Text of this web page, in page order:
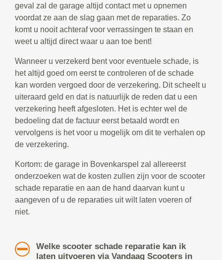
geval zal de garage altijd contact met u opnemen
voordat ze aan de slag gaan met de reparaties. Zo
komt u nooit achteraf voor verrassingen te staan en
weet u altijd direct waar u aan toe bent!
Wanneer u verzekerd bent voor eventuele schade, is
het altijd goed om eerst te controleren of de schade
kan worden vergoed door de verzekering. Dit scheelt u
uiteraard geld en dat is natuurlijk de reden dat u een
verzekering heeft afgesloten. Het is echter wel de
bedoeling dat de factuur eerst betaald wordt en
vervolgens is het voor u mogelijk om dit te verhalen op
de verzekering.
Kortom: de garage in Bovenkarspel zal allereerst
onderzoeken wat de kosten zullen zijn voor de scooter
schade reparatie en aan de hand daarvan kunt u
aangeven of u de reparaties uit wilt laten voeren of
niet.
Welke scooter schade reparatie kan ik
laten uitvoeren via Vandaag Scooters in